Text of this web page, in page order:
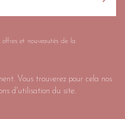
et nouveautés de la
Vous trouverez pour cela nos
d'utilisation du site.